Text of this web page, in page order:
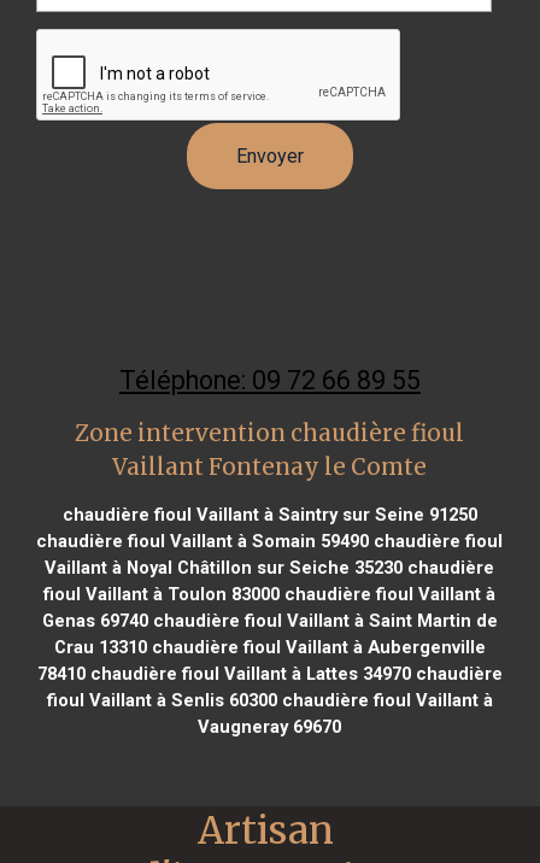
Téléphone: 09 72 66 89 55
Zone intervention chaudière fioul
Vaillant Fontenay le Comte
chaudière fioul Vaillant à Saintry sur Seine 91250
chaudière fioul Vaillant à Somain 59490 chaudière fioul
Vaillant à Noyal Châtillon sur Seiche 35230 chaudière
fioul Vaillant à Toulon 83000 chaudière fioul Vaillant à
Genas 69740chaudière fioul Vaillant à Saint Martin de
Crau 13310chaudière fioul Vaillant à Aubergenville
78410chaudière fioul Vaillant à Lattes 34970chaudière
fioul Vaillant à Senlis 60300chaudière fioul Vaillant à
Vaugneray 69670
Artisan